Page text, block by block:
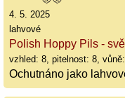
4. 5. 2025
lahvové
Polish Hoppy Pils -
vzhled: 8, pitelnost: 8,
Ochutnáno jako